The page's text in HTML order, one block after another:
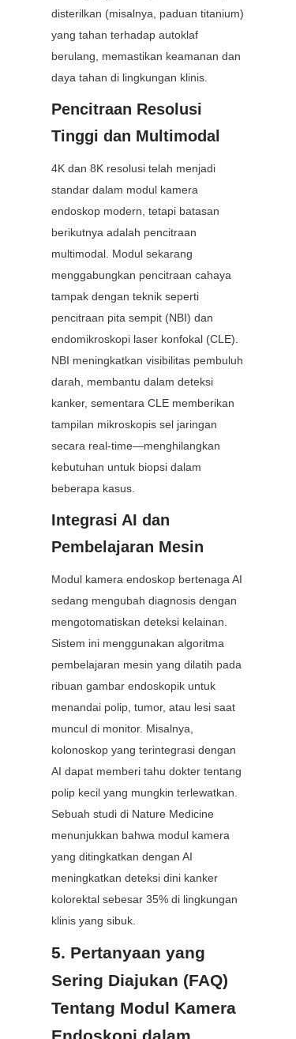
disterilkan (misalnya, paduan titanium)
yang tahan terhadap autoklaf
berulang, memastikan keamanan dan
daya tahan di lingkungan klinis.
Pencitraan Resolusi
Tinggi dan Multimodal
4K dan 8K resolusi telah menjadi
standar dalam modul kamera
endoskop modern, tetapi batasan
berikutnya adalah pencitraan
multimodal. Modul sekarang
menggabungkan pencitraan cahaya
tampak dengan teknik seperti
pencitraan pita sempit (NBI) dan
endomikroskopi laser konfokal (CLE).
NBI meningkatkan visibilitas pembuluh
darah, membantu dalam deteksi
kanker, sementara CLE memberikan
tampilan mikroskopis sel jaringan
secara real-time—menghilangkan
kebutuhan untuk biopsi dalam
beberapa kasus.
Integrasi AI dan
Pembelajaran Mesin
Modul kamera endoskop bertenaga AI
sedang mengubah diagnosis dengan
mengotomatiskan deteksi kelainan.
Sistem ini menggunakan algoritma
pembelajaran mesin yang dilatih pada
ribuan gambar endoskopik untuk
menandai polip, tumor, atau lesi saat
muncul di monitor. Misalnya,
kolonoskop yang terintegrasi dengan
AI dapat memberi tahu dokter tentang
polip kecil yang mungkin terlewatkan.
Sebuah studi di Nature Medicine
menunjukkan bahwa modul kamera
yang ditingkatkan dengan AI
meningkatkan deteksi dini kanker
kolorektal sebesar 35% di lingkungan
klinis yang sibuk.
5. Pertanyaan yang
Sering Diajukan (FAQ)
Tentang Modul Kamera